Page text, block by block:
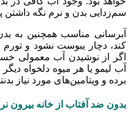
سم‌زدایی بدن و نرم نگه
آبرسانی مناسب همچنین به
کند، دچار یبوست نشود و تورم
اگر از نوشیدن آب معمولی
آب لیمو یا هر میوه دلخواه
برده و ویتامین‌های مورد نیاز
بدون ضد آفتاب از خانه بیرون